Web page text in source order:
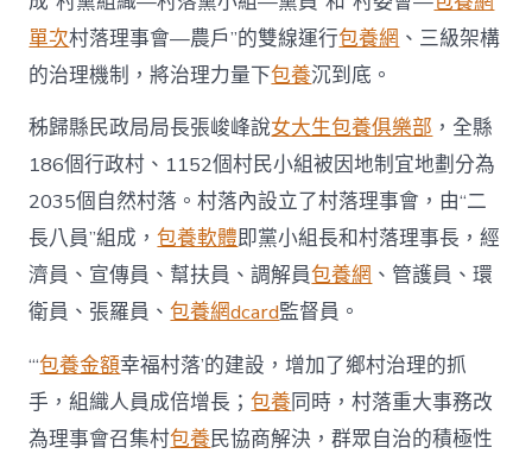
單次村落理事會—農戶”的雙線運行包養網 、三級架構
的治理機制，將治理力量下包養沉到底。
秭歸縣民政局局長張峻峰說女大生包養俱樂部 ，全縣
186個行政村、1152個村民小組被因地制宜地劃分為
2035個自然村落。村落內設立了村落理事會，由“二
長八員”組成，包養軟體即黨小組長和村落理事長，經
濟員、宣傳員、幫扶員、調解員包養網 、管護員、環
衛員、張羅員、包養網dcard監督員。
“‘包養金額幸福村落’的建設，增加了鄉村治理的抓
手，組織人員成倍增長；包養同時，村落重大事務改
為理事會召集村包養民協商解決，群眾自治的積極性